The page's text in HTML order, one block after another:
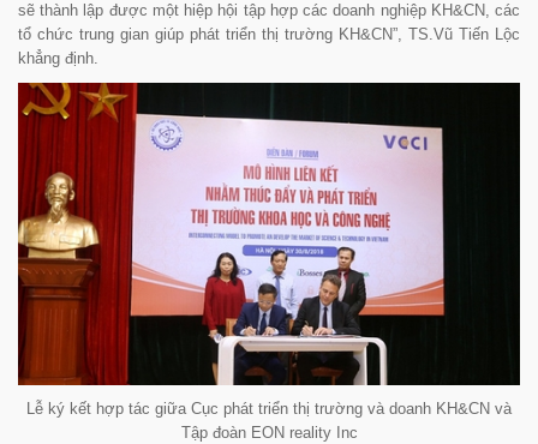
sẽ thành lập được một hiệp hội tập hợp các doanh nghiệp KH&CN, các
tổ chức trung gian giúp phát triển thị trường KH&CN”, TS.Vũ Tiến Lộc
khẳng định.
Lễ ký kết hợp tác giữa Cục phát triển thị trường và doanh KH&CN và
Tập đoàn EON reality Inc